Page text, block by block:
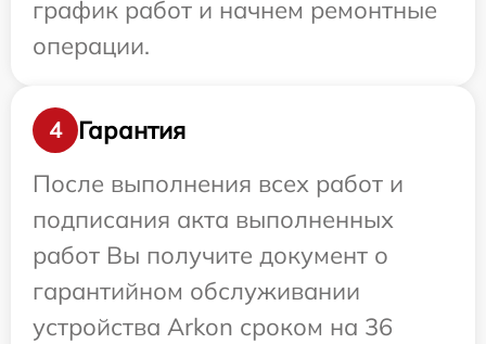
график работ и начнем ремонтные
операции.
4
Гарантия
После выполнения всех работ и
подписания акта выполненных
работ Вы получите документ о
гарантийном обслуживании
устройства Arkon сроком на 36